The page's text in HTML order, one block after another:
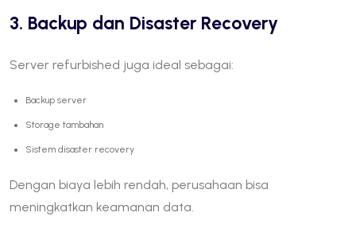
3. Backup dan Disaster Recovery
Server refurbished juga ideal sebagai:
Backup server
Storage tambahan
Sistem disaster recovery
Dengan biaya lebih rendah, perusahaan bisa
meningkatkan keamanan data.